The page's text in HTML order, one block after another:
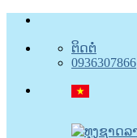
ຂ້າມ
ຕິດຕໍ່
0936307866